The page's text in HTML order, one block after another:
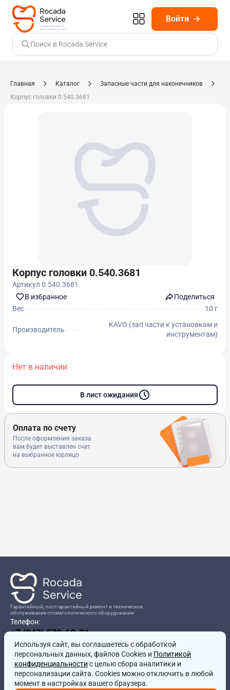
Войти
Поиск в Rocada Service
Главная Каталог
Запасные части для наконечников
Корпус головки 0.540.3681
Корпус головки 0.540.3681
Артикул 0.540.3681
В избранноe
Поделиться
Вес
10 г
Производитель
KAVO (зап части к установкам и
инструментам)
Нет в наличии
В лист ожидания
Оплата по счету
После оформления заказа
вам будет выставлен счет
на выбранное юрлицо
Гарантийный, постгарантийный ремонт и техническое
обслуживание стоматологического оборудования
Телефон:
+7 (843) 570-60-81
Режим работы:8:00-17:00
Адрес:
г.Казань, ул.Проспект Победы, д.204в
Почта:
Используя сайт, вы соглашаетесь с обработкой
персональных данных, файлов Cookies и Политикой
конфиденциальности с целью сбора аналитики и
персонализации сайта. Cookies можно отключить в любой
момент в настройках вашего браузера.